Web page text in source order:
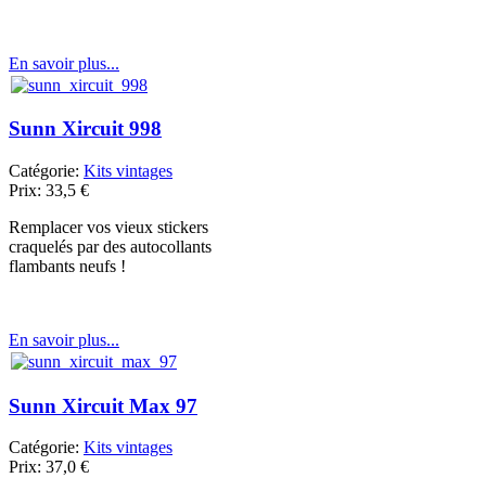
En savoir plus...
Sunn Xircuit 998
Catégorie: Kits vintages
Prix: 33,5 €
Remplacer vos vieux stickers
craquelés par des autocollants
flambants neufs !
En savoir plus...
Sunn Xircuit Max 97
Catégorie: Kits vintages
Prix: 37,0 €